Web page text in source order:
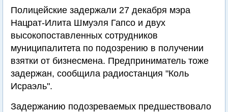
Полицейские задержали 27 декабря мэра
Нацрат-Илита Шмуэля Гапсо и двух
высокопоставленных сотрудников
муниципалитета по подозрению в получении
взятки от бизнесмена. Предприниматель тоже
задержан, сообщила радиостанция "Коль
Исраэль".
Задержанию подозреваемых предшествовало